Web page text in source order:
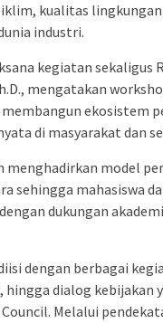
kualitas
industri.
kegiatan sekaligus
mengatakan
ekosistem
di masyarakat dan
menghadirkan model
sehingga mahasiswa
dukungan
dengan berbagai
, hingga dialog kebijakan
Melalui